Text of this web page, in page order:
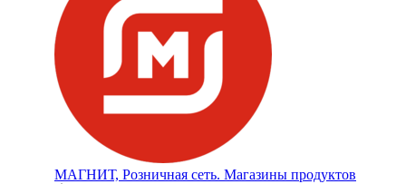
МАГНИТ, Розничная сеть. Магазины продуктов